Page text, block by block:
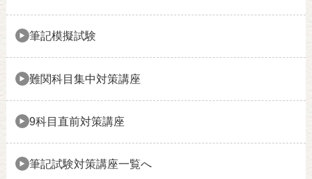
筆記模擬試験
難関科目集中対策講座
9科目直前対策講座
筆記試験対策講座一覧へ